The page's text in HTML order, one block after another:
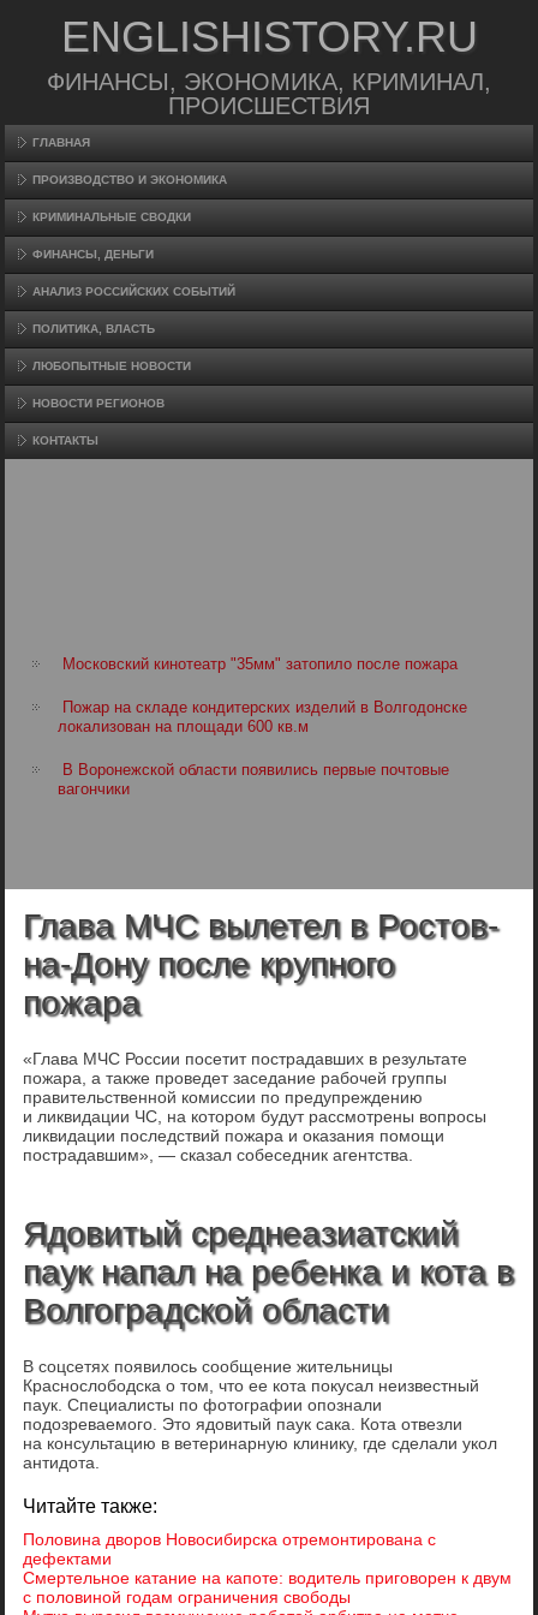
ENGLISHISTORY.RU
ФИНАНСЫ, ЭКОНОМИКА, КРИМИНАЛ,
ПРОИСШЕСТВИЯ
ГЛАВНАЯ
ПРОИЗВΟДСТВО И ЭКОНОМИКА
КРИМИНАЛЬНЫЕ СВОДКИ
ФИНАНСЫ, ДЕНЬГИ
АНАЛИЗ РОССИЙСКИХ СОБЫТИЙ
ПОЛИТИКА, ВЛАСТЬ
ЛЮБОПЫТНЫЕ НОВОСТИ
НОВОСТИ РЕГИОНОВ
КОНТАКТЫ
Московский кинотеатр "35мм" затопило после пожара
Пожар на складе кондитерских изделий в Волгодонске
локализован на площади 600 кв.м
В Воронежской области появились первые почтовые
вагончики
Глава МЧС вылетел в Ростов-
на-Дону после крупного
пожара
«Глава МЧС России посетит пострадавших в результате
пожара, а также проведет заседание рабочей группы
правительственной комиссии по предупреждению
и ликвидации ЧС, на котором будут рассмотрены вопросы
ликвидации последствий пожара и оказания помощи
пострадавшим», — сказал собеседник агентства.
Ядовитый среднеазиатский
паук напал на ребенка и кота в
Волгоградской области
В соцсетях появилось сообщение жительницы
Краснослободска о том, что ее кота покусал неизвестный
паук. Специалисты по фотографии опознали
подозреваемого. Это ядовитый паук сака. Кота отвезли
на консультацию в ветеринарную клинику, где сделали укол
антидота.
Читайте также:
Половина дворов Новосибирска отремонтирована с
дефектами
Смертельное катание на капоте: водитель приговорен к двум
с половиной годам ограничения свободы